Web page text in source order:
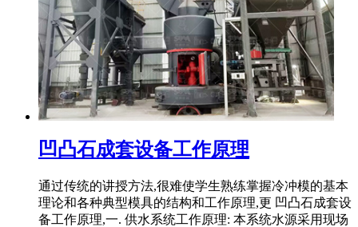
凹凸石成套设备工作原理
通过传统的讲授方法,很难使学生熟练掌握冷冲模的基本
理论和各种典型模具的结构和工作原理,更 凹凸石成套设
备工作原理,一. 供水系统工作原理: 本系统水源采用现场